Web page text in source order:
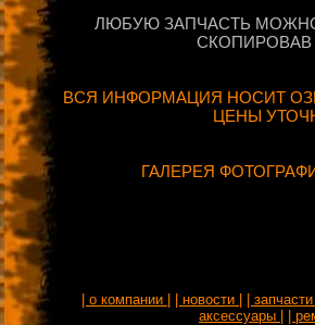
ЛЮБУЮ ЗАПЧАСТЬ
ВСЯ ИНФОРМАЦИЯ НОСИТ
ЦЕНЫ
ГАЛЕРЕЯ
| о компании | | новости |
|
аксессуары |
|